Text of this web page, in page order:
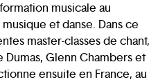
musicale au
et danse. Dans ce
master-classes de chant,
Glenn Chambers et
ensuite en France, au